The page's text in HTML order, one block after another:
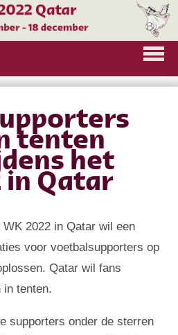
tenten
het
in Qatar
2022 in Qatar wil een
voor voetbalsupporters op
Qatar wil fans
in tenten.
supporters onder de sterren